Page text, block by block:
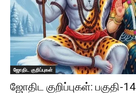
ஜோதிட குறிப்புகள்
ஜோதிட குறிப்புகள்: பகுதி-14